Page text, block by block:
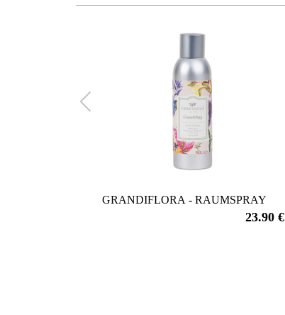
GRANDIFLORA - RAUMSPRAY
23.90 €